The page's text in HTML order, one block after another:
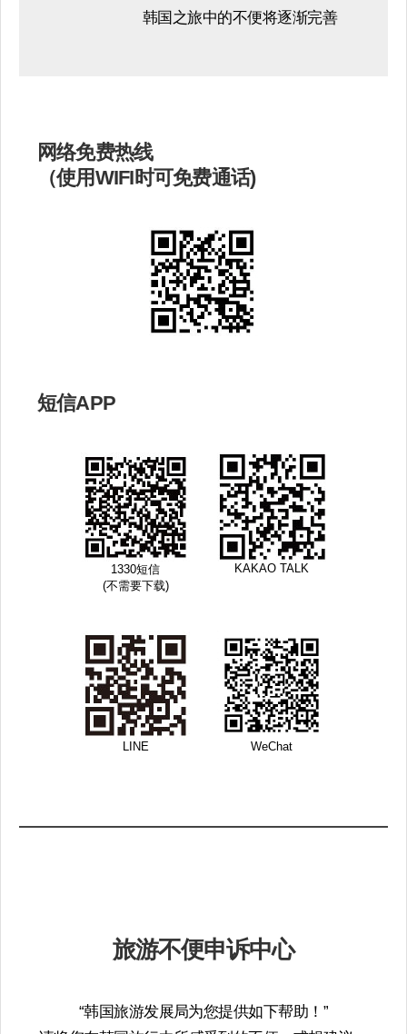
韩国之旅中的不便将逐渐完善​
网络免费热线
（使用WIFI时可免费通话)
短信APP​
1330短信​
(不需要下载)​
KAKAO TALK​
LINE​ WeChat​
旅游不便申诉中心
“韩国旅游发展局为您提供如下帮助！”